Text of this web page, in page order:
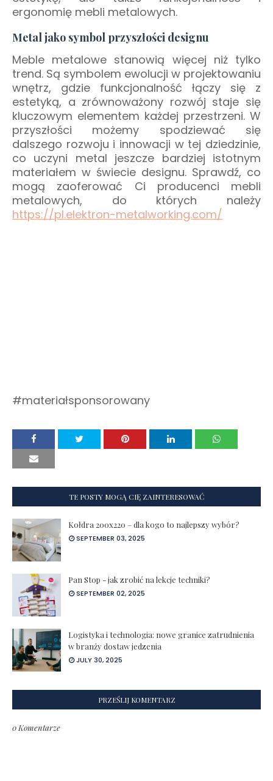
ergonomię mebli metalowych.
Metal jako symbol przyszłości designu
Meble metalowe stanowią więcej niż tylko
trend. Są symbolem ewolucji w projektowaniu
wnętrz, gdzie funkcjonalność łączy się z
estetyką, a zrównoważony rozwój staje się
kluczowym elementem każdej przestrzeni. W
przyszłości możemy spodziewać się
dalszego rozwoju i innowacji w tej dziedzinie,
co uczyni metal jeszcze bardziej istotnym
materiałem w świecie designu. Sprawdź, co
mogą zaoferować Ci producenci mebli
metalowych, do których należy
https://pl.elektron-metalworking.com/
#materiałsponsorowany
TE POSTY MOGĄ CIĘ ZAINTERESOWAĆ
Kołdra 200x220 – dla kogo to najlepszy wybór?
SEPTEMBER 03, 2025
Pan Stop - jak zrobić na lekcje techniki?
SEPTEMBER 02, 2025
Logistyka i technologia: nowe granice zatrudnienia
w branży dostaw jedzenia
JULY 30, 2025
PRZEŚLIJ KOMENTARZ
0 Komentarze